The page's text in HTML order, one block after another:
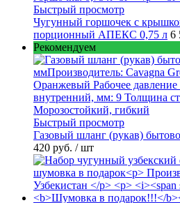
Быстрый просмотр
Чугунный горшочек с
порционный АПЕКС 0,75 л 6
Рекомендуем
Быстрый просмотр
Газовый шланг (рукав)
420 руб. / шт